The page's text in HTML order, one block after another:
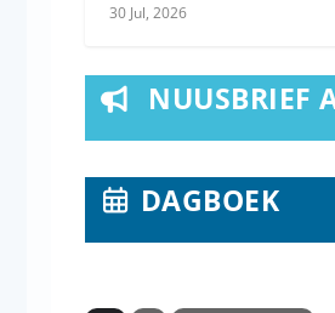
30 Jul, 2026
NUUSBRIEF
DAGBOEK